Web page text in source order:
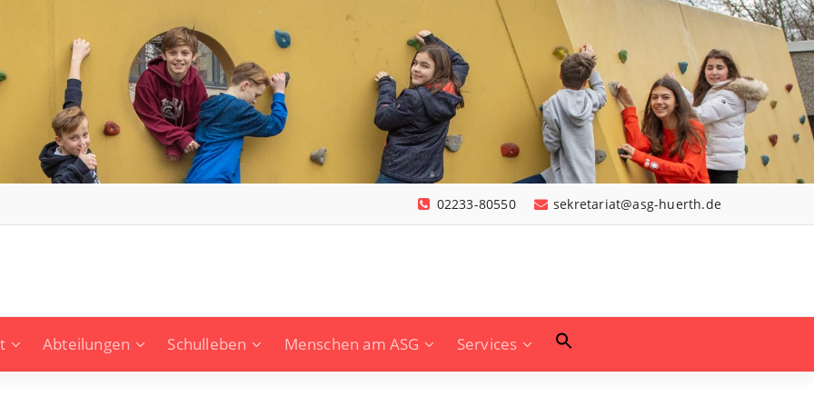
sekretariat@asg-huerth.de
02233-80550
Abteilungen Schulleben Menschen am ASG Services